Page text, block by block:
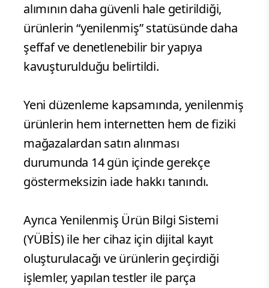
alımının daha güvenli hale getirildiği,
ürünlerin “yenilenmiş” statüsünde daha
şeffaf ve denetlenebilir bir yapıya
kavuşturulduğu belirtildi.
Yeni düzenleme kapsamında, yenilenmiş
ürünlerin hem internetten hem de fiziki
mağazalardan satın alınması
durumunda 14 gün içinde gerekçe
göstermeksizin iade hakkı tanındı.
Ayrıca Yenilenmiş Ürün Bilgi Sistemi
(YÜBİS) ile her cihaz için dijital kayıt
oluşturulacağı ve ürünlerin geçirdiği
işlemler, yapılan testler ile parça